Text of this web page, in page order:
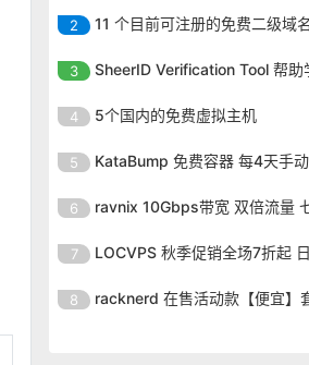
港、新加坡、日
洛杉矶等多个地
于 KVM 虚拟化
国两大系列。亚
2 11 个目前可注册的免费二级域名
OrangeVPS 是
的海外主机服务
VDS 业务，数据
洛杉矶等多个地
SSD 固态硬盘，
国两大系列。亚
3
OrangeVPS 是
的海外主机服务
VDS 业务，数据
洛杉矶等多个地
SSD 固态硬盘，
国两大系列。亚
4 5个国内的免费虚拟主机
OrangeVPS 是
的海外主机服务
VDS 业务，数据
洛杉矶等多个地
SSD 固态硬盘，
5 KataBump 免费容器 每4天手
OrangeVPS 是
的海外主机服务
VDS 业务，数据
洛杉矶等多个地
6 ravnix 10Gbps带宽 双倍流量
OrangeVPS 是
的海外主机服务
VDS 业务，数据
7
OrangeVPS 是一
的海外主机服务
8 racknerd 在售活动款【便宜】